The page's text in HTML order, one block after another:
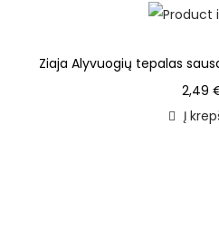
Ziaja Alyvuogių tepalas
2,49
Į